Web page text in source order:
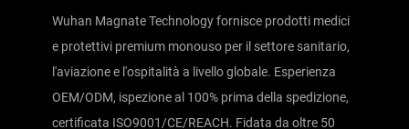
Wuhan Magnate Technology fornisce prodotti medici
e protettivi premium monouso per il settore sanitario,
l'aviazione e l'ospitalità a livello globale. Esperienza
OEM/ODM, ispezione al 100% prima della spedizione,
certificata ISO9001/CE/REACH. Fidata da oltre 50